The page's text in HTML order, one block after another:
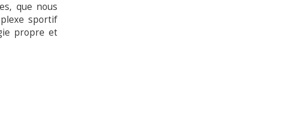
que nous
sportif
propre et